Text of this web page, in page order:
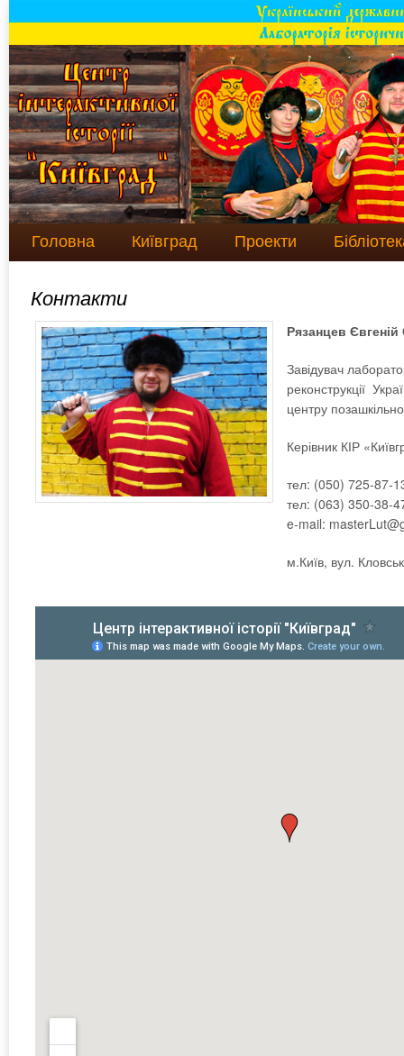
Головна Київград Проекти
Контакти
Рязанцев
Завідувач
реконструкції
центру
Керівник КІР
тел: (050) 725-87-
тел: (063) 350-38-
e-mail:
м.Київ, вул.